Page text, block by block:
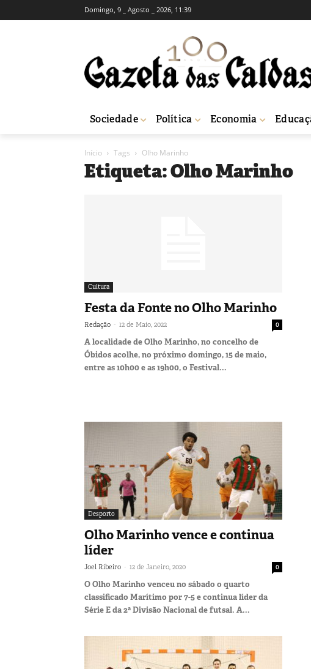
Domingo, 9 _ Agosto _ 2026, 11:39
Sociedade Política Economia
Início Tags Olho Marinho
Etiqueta: Olho Marinho
Cultura
Festa da Fonte no Olho Marinho
Redação - 12 de Maio, 2022 0
A localidade de Olho Marinho, no concelho de
Óbidos acolhe, no próximo domingo, 15 de maio,
entre as 10h00 e as 19h00, o Festival...
Desporto
Olho Marinho vence e continua
líder
Joel Ribeiro - 12 de Janeiro, 2020 0
O Olho Marinho venceu no sábado o quarto
classificado Marítimo por 7-5 e continua líder da
Série E da 2ª Divisão Nacional de futsal. A...